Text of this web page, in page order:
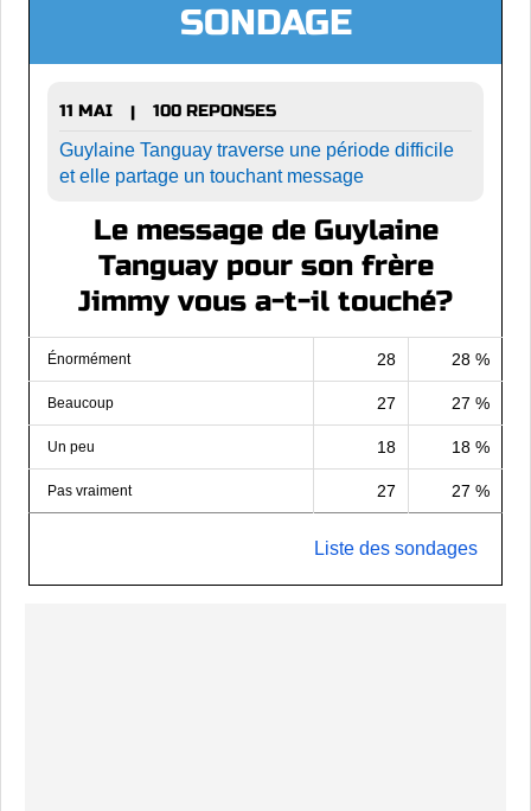
SONDAGE
11 MAI |
100 REPONSES
Guylaine Tanguay traverse une période difficile
et elle partage un touchant message
Le message de Guylaine
Tanguay pour son frère
Jimmy vous a-t-il touché?
Énormément 28 28 %
Beaucoup 27 27 %
Un peu 18 18 %
Pas vraiment 27 27 %
Liste des sondages